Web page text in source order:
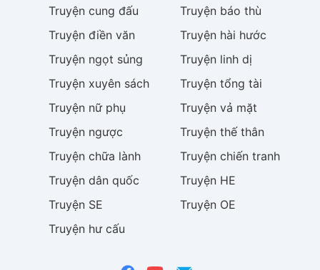
Truyện cung đấu Truyện báo thù
Truyện điền văn Truyện hài hước
Truyện ngọt sủng Truyện linh dị
Truyện xuyên sách Truyện tổng tài
Truyện nữ phụ Truyện vả mặt
Truyện ngược Truyện thế thân
Truyện chữa lành Truyện chiến tranh
Truyện dân quốc Truyện HE
Truyện SE Truyện OE
Truyện hư cấu